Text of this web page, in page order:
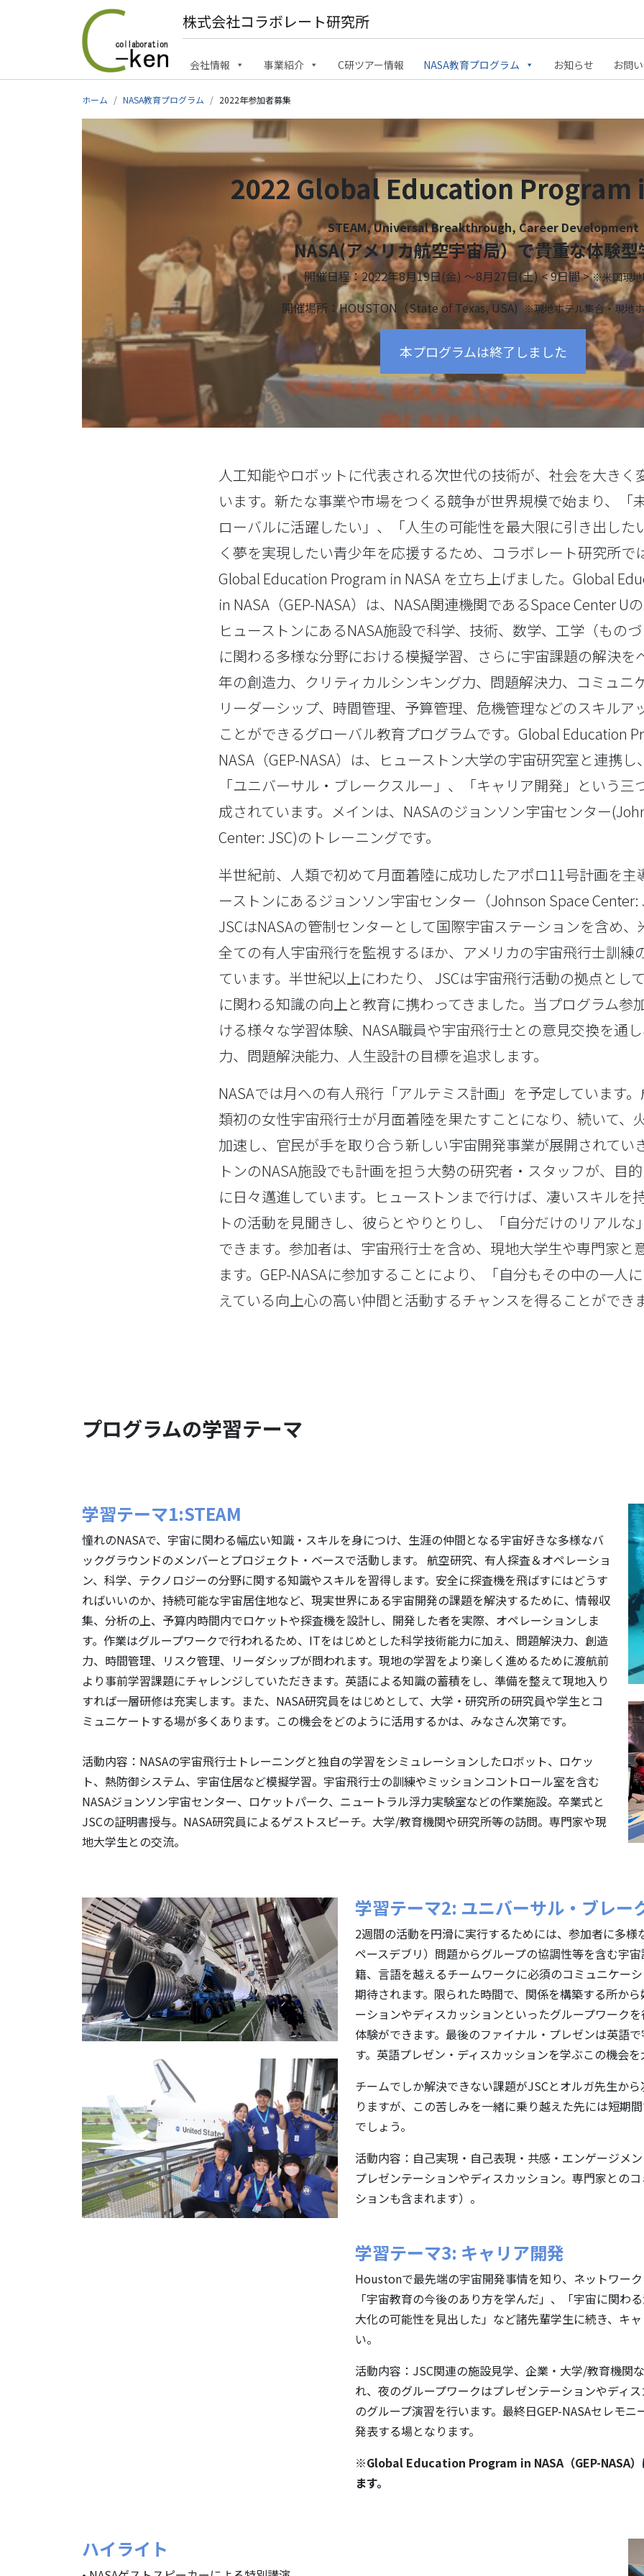
コンテンツへスキップ
メインナビゲーション
株式会社コラボレート研究所
会社情報 事業紹介 C研ツアー情報 NASA教育プログラム お知らせ お問
ホーム NASA教育プログラム 2022年参加者募集
2022 Global Education Program
STEAM, Universal Breakthrough, Career Development
NASA(アメリカ航空宇宙局）で貴重な体験型
開催日程：2022年8月19日(金) ～8月27日(土) < 9日間 >※米国現地
開催場所：HOUSTON（State of Texas, USA)※現地ホテル集合・現地
本プログラムは終了しました
人工知能やロボットに代表される次世代の技術が、社会を大きく
います。新たな事業や市場をつくる競争が世界規模で始まり、「
ローバルに活躍したい」、「人生の可能性を最大限に引き出した
く夢を実現したい青少年を応援するため、コラボレート研究所で
Global Education Program in NASA を立ち上げました。Global
in NASA（GEP-NASA）は、NASA関連機関であるSpace Center U
ヒューストンにあるNASA施設で科学、技術、数学、工学（もの
に関わる多様な分野における模擬学習、さらに宇宙課題の解決を
年の創造力、クリティカルシンキング力、問題解決力、コミュニ
リーダーシップ、時間管理、予算管理、危機管理などのスキルア
ことができるグローバル教育プログラムです。Global Education
NASA（GEP-NASA）は、ヒューストン大学の宇宙研究室と連携し
「ユニバーサル・ブレークスルー」、「キャリア開発」という三
成されています。メインは、NASAのジョンソン宇宙センター
Center: JSC)のトレーニングです。
半世紀前、人類で初めて月面着陸に成功したアポロ11号計画を主
ーストンにあるジョンソン宇宙センター（Johnson Space Center:
JSCはNASAの管制センターとして国際宇宙ステーションを含め
全ての有人宇宙飛行を監視するほか、アメリカの宇宙飛行士訓練
ています。半世紀以上にわたり、 JSCは宇宙飛行活動の拠点とし
に関わる知識の向上と教育に携わってきました。当プログラム参
ける様々な学習体験、NASA職員や宇宙飛行士との意見交換を通
力、問題解決能力、人生設計の目標を追求します。
NASAでは月への有人飛行「アルテミス計画」を予定しています
類初の女性宇宙飛行士が月面着陸を果たすことになり、続いて、
加速し、官民が手を取り合う新しい宇宙開発事業が展開されてい
トンのNASA施設でも計画を担う大勢の研究者・スタッフが、目
に日々邁進しています。ヒューストンまで行けば、凄いスキルを
トの活動を見聞きし、彼らとやりとりし、「自分だけのリアルな
できます。参加者は、宇宙飛行士を含め、現地大学生や専門家と
ます。GEP-NASAに参加することにより、「自分もその中の一人
えている向上心の高い仲間と活動するチャンスを得ることができ
プログラムの学習テーマ
学習テーマ1:STEAM
憧れのNASAで、宇宙に関わる幅広い知識・スキルを身につけ、生涯の仲間となる宇宙好きな多様なバ
ックグラウンドのメンバーとプロジェクト・ベースで活動します。 航空研究、有人探査＆オペレーショ
ン、科学、テクノロジーの分野に関する知識やスキルを習得します。安全に探査機を飛ばすにはどうす
ればいいのか、持続可能な宇宙居住地など、現実世界にある宇宙開発の課題を解決するために、情報収
集、分析の上、予算内時間内でロケットや探査機を設計し、開発した者を実際、オペレーションしま
す。作業はグループワークで行われるため、ITをはじめとした科学技術能力に加え、問題解決力、創造
力、時間管理、リスク管理、リーダシップが問われます。現地の学習をより楽しく進めるために渡航前
より事前学習課題にチャレンジしていただきます。英語による知識の蓄積をし、準備を整えて現地入り
すれば一層研修は充実します。また、NASA研究員をはじめとして、大学・研究所の研究員や学生とコ
ミュニケートする場が多くあります。この機会をどのように活用するかは、みなさん次第です。
活動内容：NASAの宇宙飛行士トレーニングと独自の学習をシミュレーションしたロボット、ロケッ
ト、熱防御システム、宇宙住居など模擬学習。宇宙飛行士の訓練やミッションコントロール室を含む
NASAジョンソン宇宙センター、ロケットパーク、ニュートラル浮力実験室などの作業施設。卒業式と
JSCの証明書授与。NASA研究員によるゲストスピーチ。大学/教育機関や研究所等の訪問。専門家や現
地大学生との交流。
学習テーマ2: ユニバーサル・ブレー
2週間の活動を円滑に実行するためには、参加者に多
ペースデブリ）問題からグループの協調性等を含む宇
籍、言語を越えるチームワークに必須のコミュニケー
期待されます。限られた時間で、関係を構築する所か
ーションやディスカッションといったグループワーク
体験ができます。最後のファイナル・プレゼンは英語
す。英語プレゼン・ディスカッションを学ぶこの機会
チームでしか解決できない課題がJSCとオルガ先生か
りますが、この苦しみを一緒に乗り越えた先には短期
でしょう。
活動内容：自己実現・自己表現・共感・エンゲージメ
プレゼンテーションやディスカッション。専門家との
ションも含まれます）。
学習テーマ3: キャリア開発
Houstonで最先端の宇宙開発事情を知り、ネットワー
「宇宙教育の今後のあり方を学んだ」、「宇宙に関わ
大化の可能性を見出した」など諸先輩学生に続き、キ
い。
活動内容：JSC関連の施設見学、企業・大学/教育機関
れ、夜のグループワークはプレゼンテーションやディ
のグループ演習を行います。最終日GEP-NASAセレモ
発表する場となります。
※Global Education Program in NASA（GEP-NASA
ます。
ハイライト